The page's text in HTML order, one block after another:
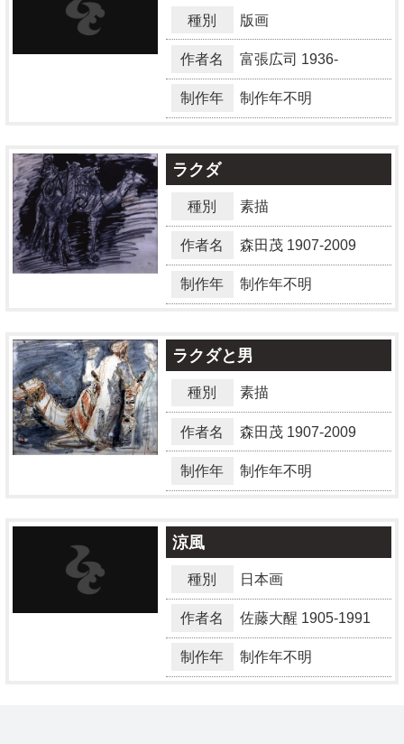
種別 版画
作者名 富張広司 1936-
制作年 制作年不明
ラクダ
種別 素描
作者名 森田茂 1907-2009
制作年 制作年不明
ラクダと男
種別 素描
作者名 森田茂 1907-2009
制作年 制作年不明
涼風
種別 日本画
作者名 佐藤大醒 1905-1991
制作年 制作年不明